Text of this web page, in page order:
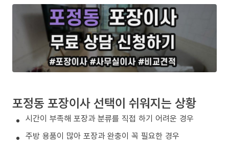
포정동 포장이사 선택이 쉬워지는 상황
시간이 부족해 포장과 분류를 직접 하기 어려운 경우
주방 용품이 많아 포장과 완충이 꼭 필요한 경우